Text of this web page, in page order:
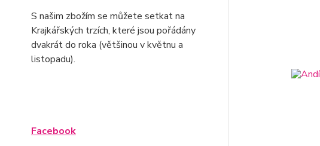
S našim zbožím se můžete setkat na
Krajkářských trzích, které jsou pořádány
dvakrát do roka (většinou v květnu a
listopadu).
Facebook